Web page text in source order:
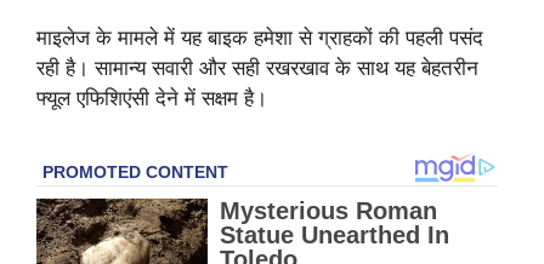
माइलेज के मामले में यह बाइक हमेशा से ग्राहकों की पहली पसंद
रही है। सामान्य सवारी और सही रखरखाव के साथ यह बेहतरीन
फ्यूल एफिशिएंसी देने में सक्षम है।